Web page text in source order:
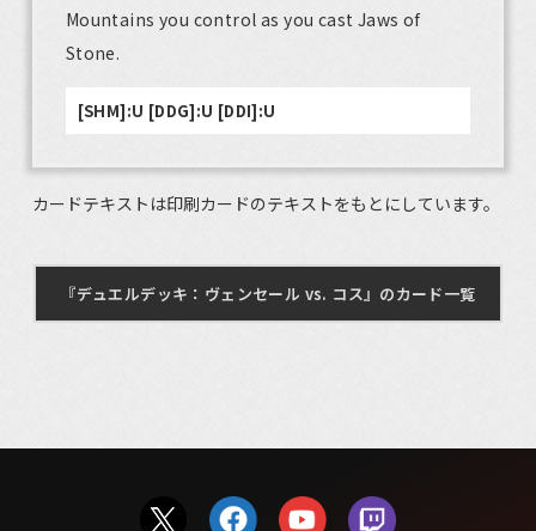
Mountains you control as you cast Jaws of
Stone.
[SHM]:U [DDG]:U [DDI]:U
カードテキストは印刷カードのテキストをもとにしています。
『デュエルデッキ：ヴェンセール vs. コス』のカード一覧